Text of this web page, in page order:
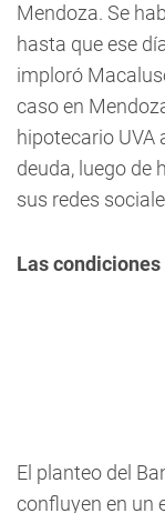
Mendoza. Se
hasta que ese
imploró
caso en
hipotecario UVA
deuda, luego de
sus redes
Las
El planteo del
confluyen en un